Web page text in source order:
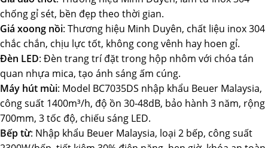
chống gỉ sét, bền đẹp theo thời gian.
Giá xoong nồi: Thương hiệu Minh Duyên, chất liệu inox 304
chắc chắn, chịu lực tốt, không cong vênh hay hoen gỉ.
Đèn LED: Đèn trang trí đặt trong hộp nhôm với chóa tán
quan nhựa mica, tạo ánh sáng ấm cúng.
Máy hút mùi: Model BC7035DS nhập khẩu Beuer Malaysia,
công suất 1400m³/h, độ ồn 30-48dB, bảo hành 3 năm, rộng
700mm, 3 tốc độ, chiếu sáng LED.
Bếp từ: Nhập khẩu Beuer Malaysia, loại 2 bếp, công suất